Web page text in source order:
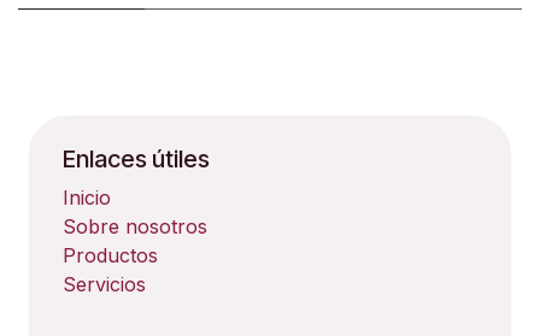
Enlaces útiles
Inicio
Sobre nosotros
Productos
Servicios